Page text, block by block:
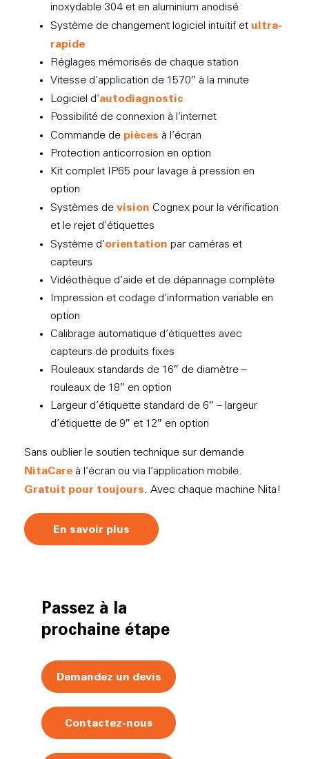
inoxydable 304 et en aluminium anodisé
Système de changement logiciel intuitif et ultra-
rapide
Réglages mémorisés de chaque station
Vitesse d’application de 1570″ à la minute
Logiciel d’autodiagnostic
Possibilité de connexion à l’internet
Commande de pièces à l’écran
Protection anticorrosion en option
Kit complet IP65 pour lavage à pression en
option
Systèmes de vision Cognex pour la vérification
et le rejet d’étiquettes
Système d’orientation par caméras et
capteurs
Vidéothèque d’aide et de dépannage complète
Impression et codage d’information variable en
option
Calibrage automatique d’étiquettes avec
capteurs de produits fixes
Rouleaux standards de 16″ de diamètre –
rouleaux de 18″ en option
Largeur d’étiquette standard de 6″ – largeur
d’étiquette de 9″ et 12″ en option
Sans oublier le soutien technique sur demande
NitaCare à l’écran ou via l’application mobile.
Gratuit pour toujours. Avec chaque machine Nita!
En savoir plus
Passez à la
prochaine étape
Demandez un devis
Contactez-nous